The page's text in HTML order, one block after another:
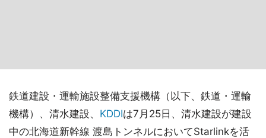
鉄道建設・運輸施設整備支援機構（以下、鉄道・運輸
機構）、清水建設、 KDDIは7月25日、清水建設が建設
中の北海道新幹線 渡島トンネルにおいてStarlinkを活